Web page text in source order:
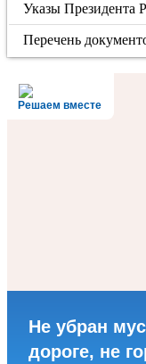
Указы Президента
Перечень
Решаем вместе
Не убран
дороге, не